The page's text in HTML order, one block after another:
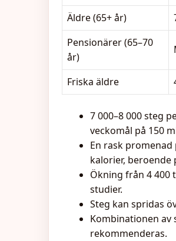
Äldre (65+ år)
Pensionärer (65–70
år)
Friska äldre
7 000–8 000 steg
veckomål på 150
En rask
kalorier,
Ökning från 4 400
studier.
Steg kan spridas
Kombinationen av
rekommenderas.